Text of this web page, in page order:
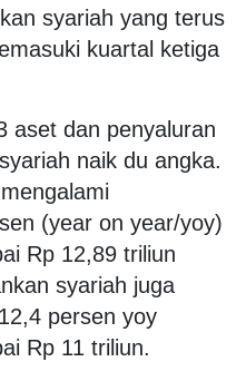
syariah yang terus
kuartal ketiga
aset dan penyaluran
naik du angka.
(year on year/yoy)
Rp 12,89 triliun
syariah juga
persen yoy
Rp 11 triliun.